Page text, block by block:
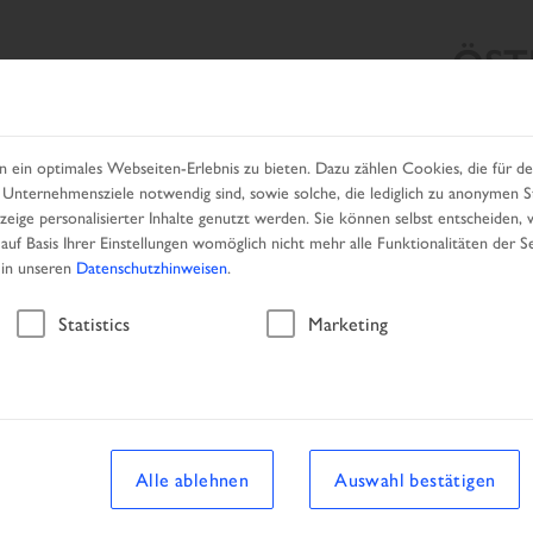
UNSERE PRODUKTE HÄNDLER
Fahrzeug
optimales Webseiten-Erlebnis zu bieten. Dazu zählen Cookies, die für
notwendig sind, sowie solche, die lediglich zu anonymen
personalisierter Inhalte genutzt werden. Sie können selbst entscheiden,
Basis Ihrer Einstellungen womöglich nicht mehr alle Funktionalitäten der
unseren Datenschutzhinweisen.
Statistics Marketing
Alle ablehnen Auswahl bestätigen